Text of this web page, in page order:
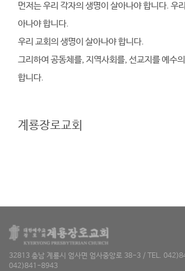
먼저는 우리 각자의 생명이 살아나야 합니다. 우
아나야 합니다.
우리 교회의 생명이 살아나야 합니다.
그리하여 공동체를, 지역사회를, 선교지를 예수
합니다.
계룡장로교회
32813 충남 계룡시 엄사면 엄사중앙로 38-3 / TEL.
042)841-8943